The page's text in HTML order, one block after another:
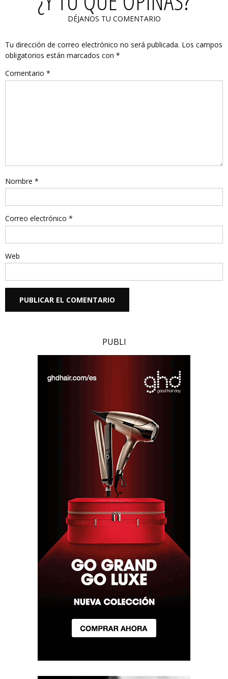
DÉJANOS TU COMENTARIO
Tu dirección de correo electrónico no será publicada. Los campos
obligatorios están marcados con *
Comentario *
Nombre *
Correo electrónico *
Web
PUBLI